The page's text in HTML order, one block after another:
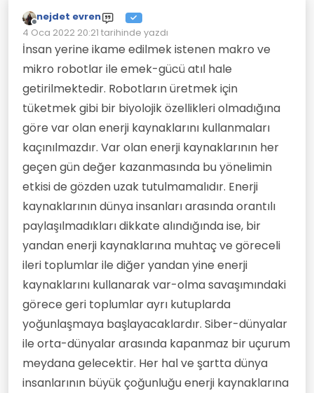
Çevrimdışı
nejdet evren
4 Oca 2022 20:21 tarihinde yazdı
Son düzenleyen:
İnsan yerine ikame edilmek istenen makro ve
mikro robotlar ile emek-gücü atıl hale
getirilmektedir. Robotların üretmek için
tüketmek gibi bir biyolojik özellikleri olmadığına
göre var olan enerji kaynaklarını kullanmaları
kaçınılmazdır. Var olan enerji kaynaklarının her
geçen gün değer kazanmasında bu yönelimin
etkisi de gözden uzak tutulmamalıdır. Enerji
kaynaklarının dünya insanları arasında orantılı
paylaşılmadıkları dikkate alındığında ise, bir
yandan enerji kaynaklarına muhtaç ve göreceli
ileri toplumlar ile diğer yandan yine enerji
kaynaklarını kullanarak var-olma savaşımındaki
görece geri toplumlar ayrı kutuplarda
yoğunlaşmaya başlayacaklardır. Siber-dünyalar
ile orta-dünyalar arasında kapanmaz bir uçurum
meydana gelecektir. Her hal ve şartta dünya
insanlarının büyük çoğunluğu enerji kaynaklarına